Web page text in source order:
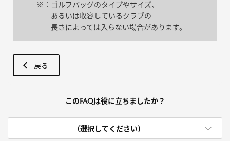
※：ゴルフバッグのタイプやサイズ、
あるいは収容しているクラブの
長さによっては入らない場合があります。
戻る
このFAQは役に立ちましたか？
(選択してください)